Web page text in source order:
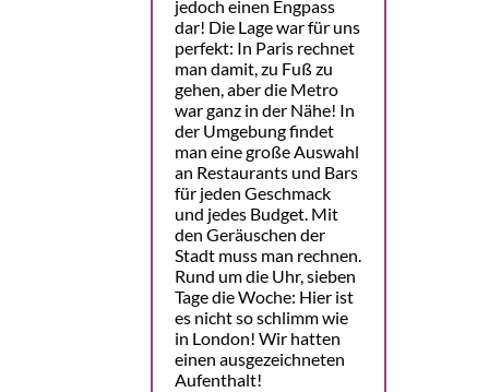
jedoch einen Engpass
dar! Die Lage war für uns
perfekt: In Paris rechnet
man damit, zu Fuß zu
gehen, aber die Metro
war ganz in der Nähe! In
der Umgebung findet
man eine große Auswahl
an Restaurants und Bars
für jeden Geschmack
und jedes Budget. Mit
den Geräuschen der
Stadt muss man rechnen.
Rund um die Uhr, sieben
Tage die Woche: Hier ist
es nicht so schlimm wie
in London! Wir hatten
einen ausgezeichneten
Aufenthalt!